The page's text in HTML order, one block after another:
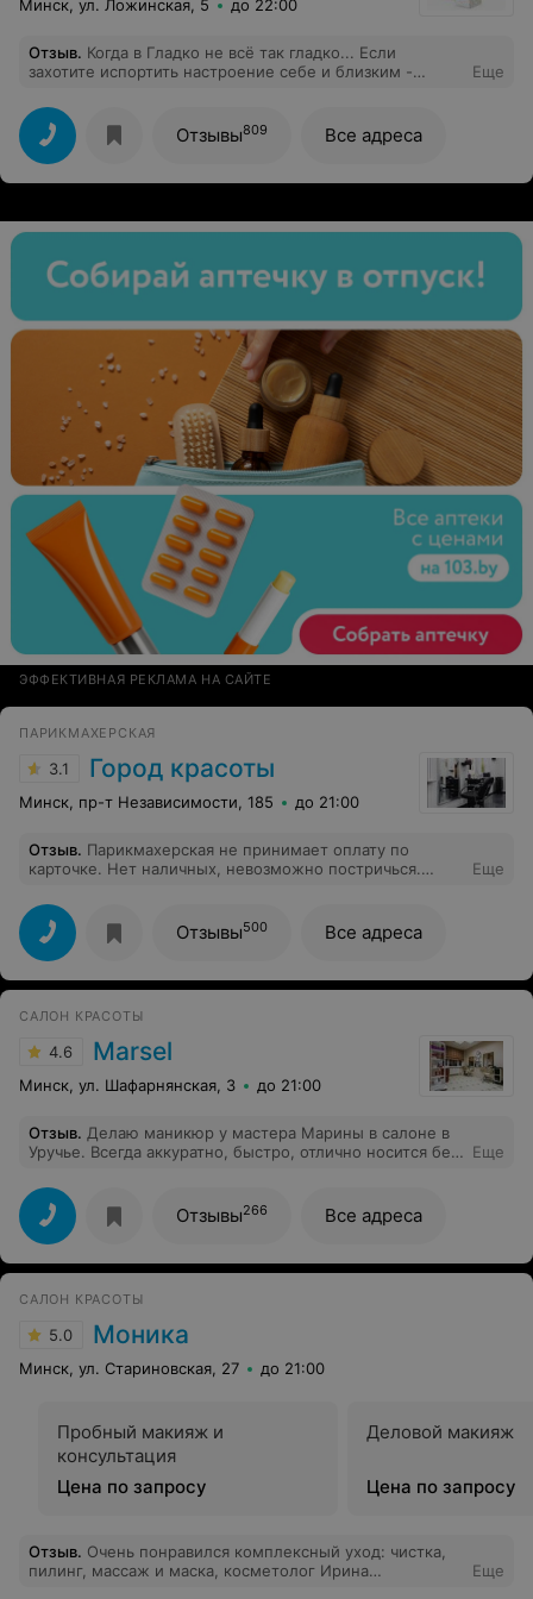
Минск, ул. Ложинская, 5 до 22:00
Отзыв. Когда в Гладко не всё так гладко... Если
захотите испортить настроение себе и близким -
выходной на массаж, например, в этот салон. О вас
обязательно забудет администратор, и на это же время
запишет ещё кого-то. Но если вы с первого раза не
впечатлитесь, обязательно запишитесь повторно,
чтобы потом одна администратор утверждала, что вы
на все 100%....
Еще
Отзывы809 Все адреса
ЭФФЕКТИВНАЯ РЕКЛАМА НА САЙТЕ
ПАРИКМАХЕРСКАЯ
3.1 Город красоты
Минск, пр-т Независимости, 185 до 21:00
Отзыв. Парикмахерская не принимает оплату по
карточке. Нет наличных, невозможно постричься.
занятость
Еще
Отзывы500 Все адреса
САЛОН КРАСОТЫ
4.6 Marsel
Минск, ул. Шафарнянская, 3 до 21:00
Отзыв. Делаю маникюр у мастера Марины в салоне в
Уручье. Всегда аккуратно, быстро, отлично носится без
Еще
Отзывы266 Все адреса
САЛОН КРАСОТЫ
5.0 Моника
Минск, ул. Стариновская, 27 до 21:00
Пробный макияж и
консультация
Цена по запросу
Деловой макияж
Цена по запросу
Отзыв. Очень понравился комплексный уход: чистка,
пилинг, массаж и маска, косметолог Ирина
Еще